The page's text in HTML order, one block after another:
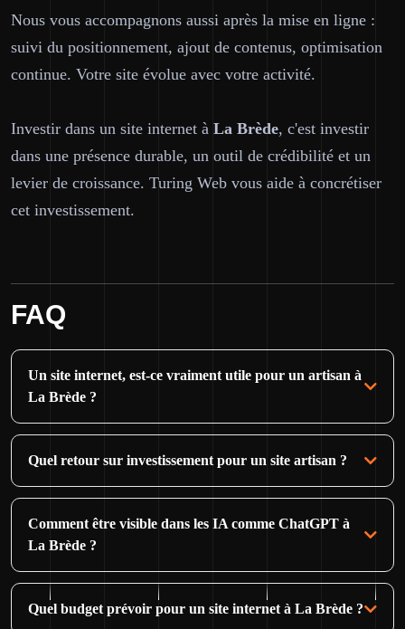
Nous vous accompagnons aussi après la mise en ligne :
suivi du positionnement, ajout de contenus, optimisation
continue. Votre site évolue avec votre activité.
Investir dans un site internet à La Brède, c'est investir
dans une présence durable, un outil de crédibilité et un
levier de croissance. Turing Web vous aide à concrétiser
cet investissement.
FAQ
Un site internet, est-ce vraiment utile pour un artisan à
La Brède ?
Quel retour sur investissement pour un site artisan ?
Comment être visible dans les IA comme ChatGPT à
La Brède ?
Quel budget prévoir pour un site internet à La Brède ?